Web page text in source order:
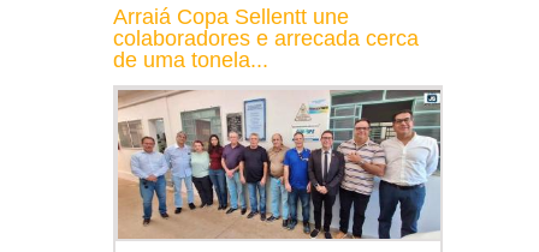
Arraiá Copa Sellentt une
colaboradores e arrecada cerca
de uma tonela...